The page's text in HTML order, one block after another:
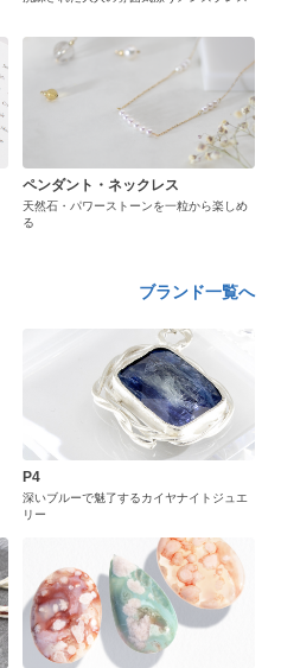
ペンダント・ネックレス
天然石・パワーストーンを一粒から楽しめ
る
ブランド一覧へ
P4
深いブルーで魅了するカイヤナイトジュエ
リー